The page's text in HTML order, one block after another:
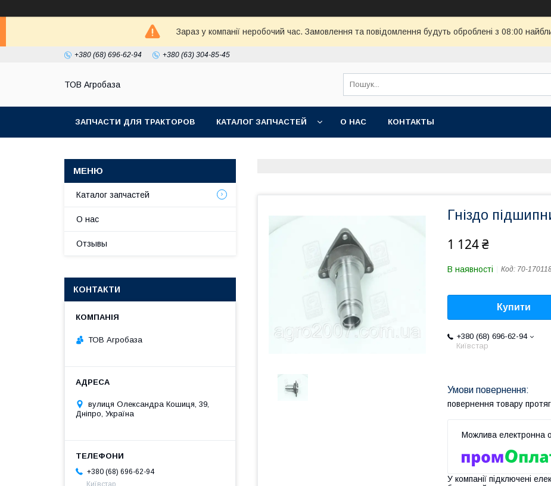
Зараз у компанії неробочий час. Замовлення та повідомлення будуть оброблені з 08:00
+380 (68) 696-62-94 +380 (63) 304-85-45
ТОВ Агробаза
ЗАПЧАСТИ ДЛЯ ТРАКТОРОВ КАТАЛОГ ЗАПЧАСТЕЙ О НАС КОНТАКТЫ
Гніздо
1 124 ₴
В наявності Код: 70-
Купити
+380 (68) 696-62-94
Київстар
повернення товару
У компанії підключені
Каталог запчастей
О нас
Отзывы
КОНТАКТИ
ТОВ Агробаза
вулиця Олександра Кошиця, 39,
Дніпро, Україна
+380 (68) 696-62-94
Київстар